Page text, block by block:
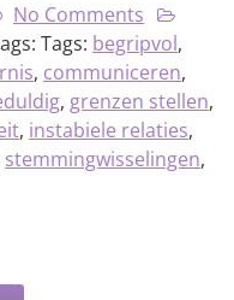
No Comments
Tags: begripvol,
, communiceren,
, grenzen stellen,
, instabiele relaties,
stemmingwisselingen,